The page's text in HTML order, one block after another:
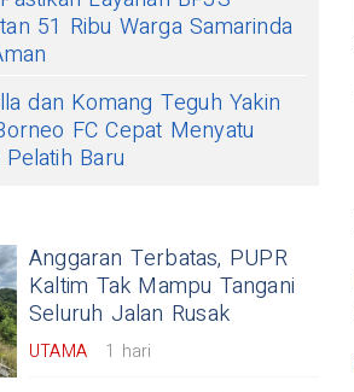
51 Ribu Warga Samarinda
dan Komang Teguh Yakin
FC Cepat Menyatu
Baru
Anggaran Terbatas, PUPR
Kaltim Tak Mampu Tangani
Seluruh Jalan Rusak
UTAMA 1 hari